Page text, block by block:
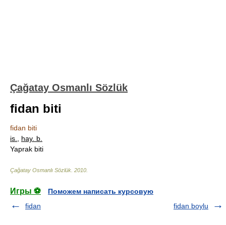
Çağatay Osmanlı Sözlük
fidan biti
fidan biti
is.
hay. b.
Yaprak biti
Çağatay Osmanlı Sözlük 2010
Игры ⚽
Поможем написать курсовую
fidan
fidan boylu